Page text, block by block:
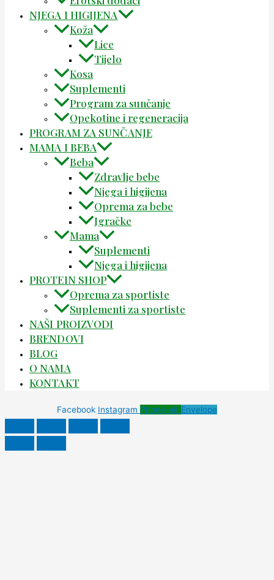
NJEGA I HIGIJENA
Koža
Lice
Tijelo
Kosa
Suplementi
Program za sunčanje
Opekotine i regeneracija
PROGRAM ZA SUNČANJE
MAMA I BEBA
Beba
Zdravlje bebe
Njega i higijena
Oprema za bebe
Igračke
Mama
Suplementi
Njega i higijena
PROTEIN SHOP
Oprema za sportiste
Suplementi za sportiste
NAŠI PROIZVODI
BRENDOVI
BLOG
O NAMA
KONTAKT
Facebook Instagram Phone-alt Envelope